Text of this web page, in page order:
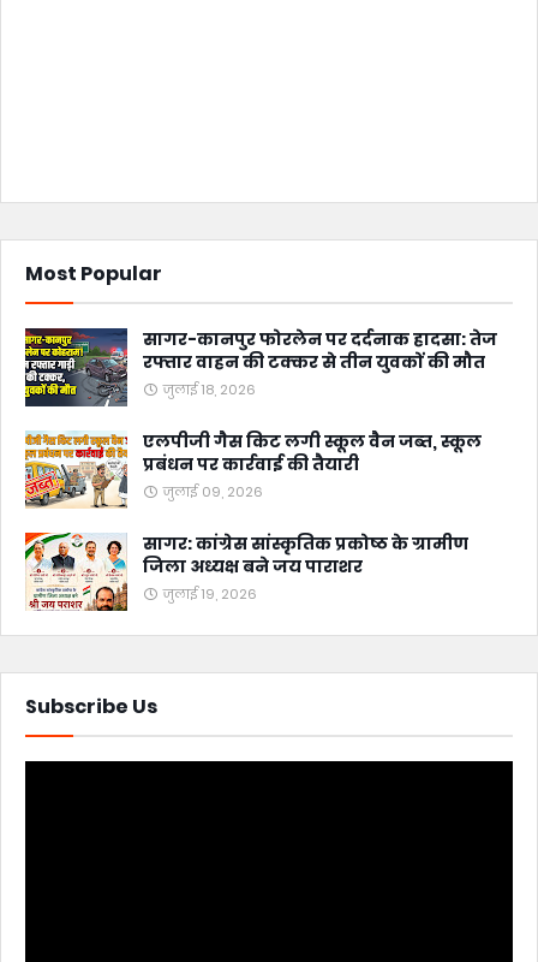
Most Popular
सागर-कानपुर फोरलेन पर दर्दनाक हादसा: तेज
रफ्तार वाहन की टक्कर से तीन युवकों की मौत
जुलाई 18, 2026
एलपीजी गैस किट लगी स्कूल वैन जब्त, स्कूल
प्रबंधन पर कार्रवाई की तैयारी
जुलाई 09, 2026
सागर: कांग्रेस सांस्कृतिक प्रकोष्ठ के ग्रामीण
जिला अध्यक्ष बने जय पाराशर
जुलाई 19, 2026
Subscribe Us